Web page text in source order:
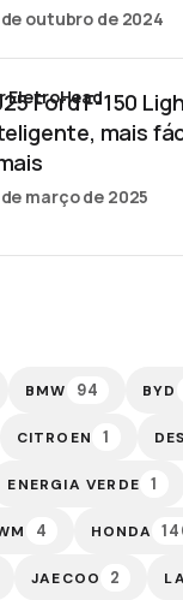
outubro de 2024
Ford F-150
mais
EletroHead
março de 2025
BMW 94 BYD
CITROEN 1
ENERGIA VERDE 1
4 HONDA
JAECOO 2